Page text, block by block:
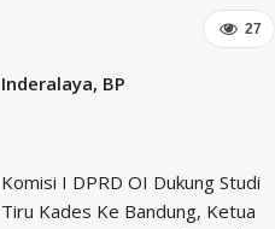
27
Inderalaya, BP
Komisi I DPRD OI Dukung Studi
Tiru Kades Ke Bandung, Ketua